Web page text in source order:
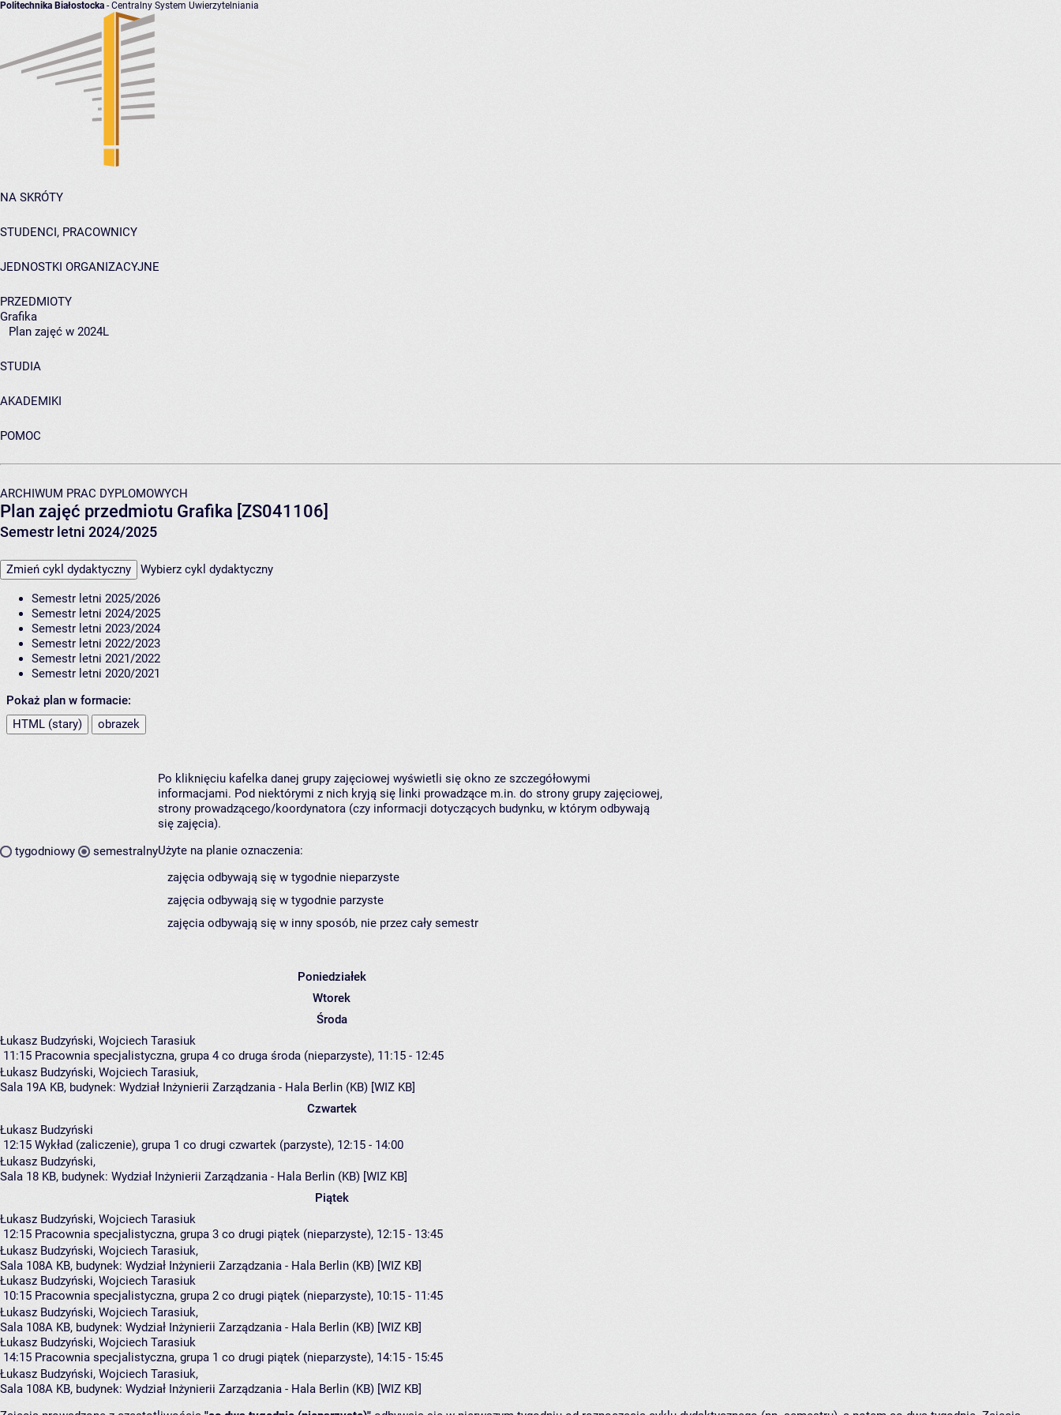
Politechnika Białostocka - Centralny System Uwierzytelniania
NA SKRÓTY
STUDENCI, PRACOWNICY
JEDNOSTKI ORGANIZACYJNE
PRZEDMIOTY
Grafika
Plan zajęć w 2024L
STUDIA
AKADEMIKI
POMOC
ARCHIWUM PRAC DYPLOMOWYCH
Plan zajęć przedmiotu Grafika [ZS041106]
Semestr letni 2024/2025
Zmień cykl dydaktyczny Wybierz cykl dydaktyczny
Semestr letni 2025/2026
Semestr letni 2024/2025
Semestr letni 2023/2024
Semestr letni 2022/2023
Semestr letni 2021/2022
Semestr letni 2020/2021
Pokaż plan w formacie:
HTML (stary)
obrazek
tygodniowy semestralny
Po kliknięciu kafelka danej grupy zajęciowej wyświetli się okno ze szczegółowymi
informacjami. Pod niektórymi z nich kryją się linki prowadzące m.in. do strony grupy zajęciowej,
strony prowadzącego/koordynatora (czy informacji dotyczących budynku, w którym odbywają
się zajęcia).
Użyte na planie oznaczenia:
zajęcia odbywają się w tygodnie nieparzyste
zajęcia odbywają się w tygodnie parzyste
zajęcia odbywają się w inny sposób, nie przez cały semestr
Poniedziałek
Wtorek
Środa
Łukasz Budzyński, Wojciech Tarasiuk
11:15 Pracownia specjalistyczna, grupa 4 co druga środa (nieparzyste), 11:15 - 12:45
Łukasz Budzyński, Wojciech Tarasiuk,
Sala 19A KB, budynek: Wydział Inżynierii Zarządzania - Hala Berlin (KB) [WIZ KB]
Czwartek
Łukasz Budzyński
12:15 Wykład (zaliczenie), grupa 1 co drugi czwartek (parzyste), 12:15 - 14:00
Łukasz Budzyński,
Sala 18 KB, budynek: Wydział Inżynierii Zarządzania - Hala Berlin (KB) [WIZ KB]
Piątek
Łukasz Budzyński, Wojciech Tarasiuk
12:15 Pracownia specjalistyczna, grupa 3 co drugi piątek (nieparzyste), 12:15 - 13:45
Łukasz Budzyński, Wojciech Tarasiuk,
Sala 108A KB, budynek: Wydział Inżynierii Zarządzania - Hala Berlin (KB) [WIZ KB]
Łukasz Budzyński, Wojciech Tarasiuk
10:15 Pracownia specjalistyczna, grupa 2 co drugi piątek (nieparzyste), 10:15 - 11:45
Łukasz Budzyński, Wojciech Tarasiuk,
Sala 108A KB, budynek: Wydział Inżynierii Zarządzania - Hala Berlin (KB) [WIZ KB]
Łukasz Budzyński, Wojciech Tarasiuk
14:15 Pracownia specjalistyczna, grupa 1 co drugi piątek (nieparzyste), 14:15 - 15:45
Łukasz Budzyński, Wojciech Tarasiuk,
Sala 108A KB, budynek: Wydział Inżynierii Zarządzania - Hala Berlin (KB) [WIZ KB]